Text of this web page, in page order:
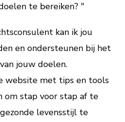
te bereiken? "
kan ik jou
en ondersteunen bij het
jouw doelen.
website met tips en tools
om stap voor stap af te
levensstijl te